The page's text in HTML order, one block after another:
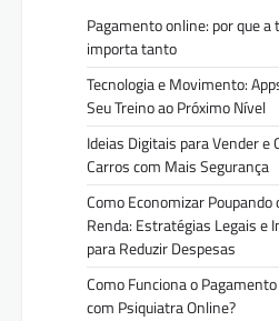
Pagamento online: por que a
importa tanto
Tecnologia e Movimento:
Seu Treino ao Próximo Nível
Ideias Digitais para Vender e
Carros com Mais Segurança
Como Economizar Poupando
Renda: Estratégias Legais e
para Reduzir Despesas
Como Funciona o
com Psiquiatra Online?